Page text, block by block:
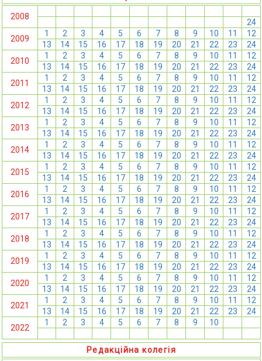
2008
24
2009
1 2 3 4 5 6 7 8 9 10 11
12
13
14 15 16 17 18 19 20 21 22 23
24
2010
1 2 3 4 5 6 7 8 9 10 11
12
13
14 15 16 17 18 19 20 21 22 23
24
2011
1 2 3 4 5 6 7 8 9 10 11
12
13
14 15 16 17 18 19 20 21 22 23
24
2012
1 2 3 4 5 6 7 8 9 10 11
12
13
14 15 16 17 18 19 20 21 22 23
24
2013
1 2 3 4 5 6 7 8 9 10 11
12
13
14 15 16 17 18 19 20 21 22 23
24
2014
1 2 3 4 5 6 7 8 9 10 11
12
13
14 15 16 17 18 19 20 21 22 23
24
2015
1 2 3 4 5 6 7 8 9 10 11
12
13
14 15 16 17 18 19 20 21 22 23
24
2016
1 2 3 4 5 6 7 8 9 10 11
12
13
14 15 16 17 18 19 20 21 22 23
24
2017
1 2 3 4 5 6 7 8 9 10 11
12
13
14 15 16 17 18 19 20 21 22 23
24
2018
1 2 3 4 5 6 7 8 9 10 11
12
13
14 15 16 17 18 19 20 21 22 23
24
2019
1 2 3 4 5 6 7 8 9 10 11
12
13
14 15 16 17 18 19 20 21 22 23
24
2020
1 2 3 4 5 6 7 8 9 10 11
12
13
14 15 16 17 18 19 20 21 22 23
24
2021
1 2 3 4 5 6 7 8 9 10 11
12
13
14 15 16 17 18 19 20 21 22 23
24
2022
1 2 3 4 5 6 7 8 9 10
Редакційна колегія